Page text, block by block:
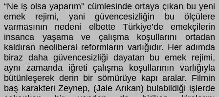
“Ne iş olsa yaparım” cümlesinde ortaya çıkan bu yeni
emek rejimi, yani güvencesizliğin bu ölçülere
varmasının nedeni elbette Türkiye’de emekçilerin
insanca yaşama ve çalışma koşullarını ortadan
kaldıran neoliberal reformların varlığıdır. Her adımda
biraz daha güvencesizliği dayatan bu emek rejimi,
aynı zamanda iğreti çalışma koşullarının varlığıyla
bütünleşerek derin bir sömürüye kapı aralar. Filmin
baş karakteri Zeynep, (Jale Arıkan) bulabildiği işlerde